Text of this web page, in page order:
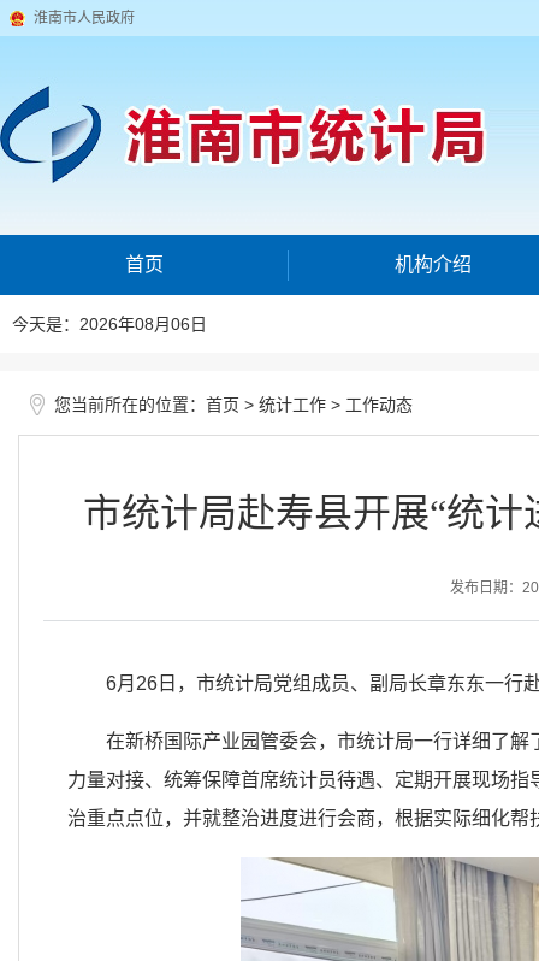
淮南市人民政府
首页 机构介绍
今天是：2026年08月06日
您当前所在的位置： 首页 > 统计工作 > 工作动态
市统计局赴寿县开展“统
发布日期：
6月26日，市统计局党组成员、副局长章东东一行
在新桥国际产业园管委会，市统计局一行详细了
力量对接、统筹保障首席统计员待遇、定期开展现场
治重点点位，并就整治进度进行会商，根据实际细化帮